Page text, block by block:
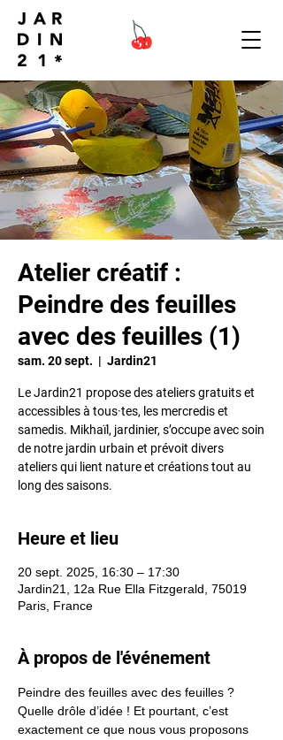
Atelier créatif :
Peindre des feuilles
avec des feuilles (1)
sam. 20 sept.
  |
Jardin21
Le Jardin21 propose des ateliers gratuits et
accessibles à tous·tes, les mercredis et
samedis. Mikhaïl, jardinier, s’occupe avec soin
de notre jardin urbain et prévoit divers
ateliers qui lient nature et créations tout au
long des saisons.
Heure et lieu
20 sept. 2025, 16:30 – 17:30
Jardin21, 12a Rue Ella Fitzgerald, 75019
Paris, France
À propos de l'événement
Peindre des feuilles avec des feuilles ?
Quelle drôle d’idée ! Et pourtant, c’est
exactement ce que nous vous proposons